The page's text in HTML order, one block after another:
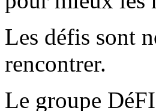
Les défis sont
rencontrer.
Le groupe